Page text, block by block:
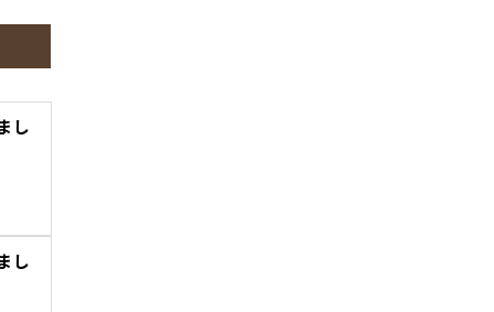
し
し